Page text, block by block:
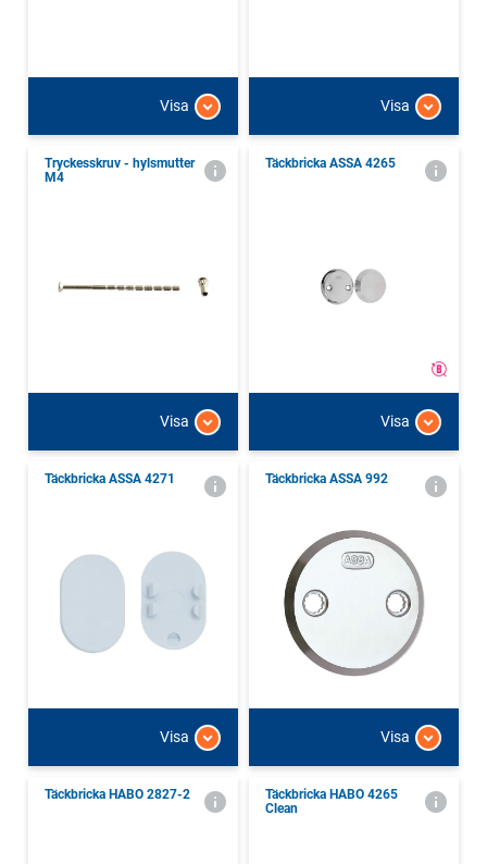
Visa Visa
Tryckesskruv - hylsmutter
M4
Visa
Täckbricka ASSA 4265
Visa
Täckbricka ASSA 4271
Visa
Täckbricka ASSA 992
Visa
Täckbricka HABO 2827-2
Täckbricka HABO 4265
Clean